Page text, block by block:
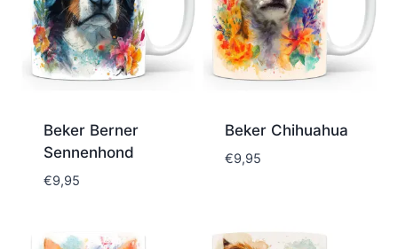
Beker Berner
Sennenhond
€9,95
Beker Chihuahua
€9,95